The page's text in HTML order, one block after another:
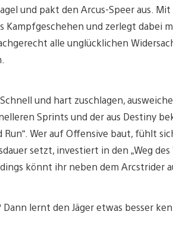
und pakt den Arcus-Speer aus.
Kampfgeschehen und zerlegt dabei
alle unglücklichen
und hart zuschlagen,
Sprints und der aus Destiny
Wer auf Offensive baut, fühlt
setzt, investiert in den „Weg
könnt ihr neben dem Arcstrider
lernt den Jäger etwas besser